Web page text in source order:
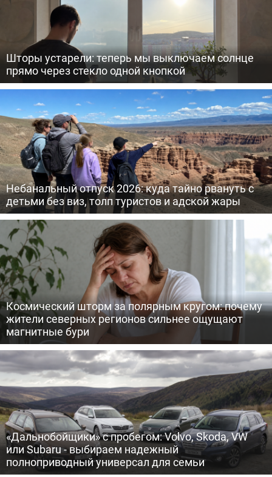
Шторы устарели: теперь мы выключаем солнце
прямо через стекло одной кнопкой
Небанальный отпуск 2026: куда тайно рвануть с
детьми без виз, толп туристов и адской жары
Космический шторм за полярным кругом: почему
жители северных регионов сильнее ощущают
магнитные бури
«Дальнобойщики» с пробегом: Volvo, Skoda, VW
или Subaru - выбираем надежный
полноприводный универсал для семьи